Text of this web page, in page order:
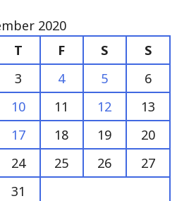
2020
T F S
S
3 4 5
6
10 11 12
13
17 18 19
20
24 25 26
27
31